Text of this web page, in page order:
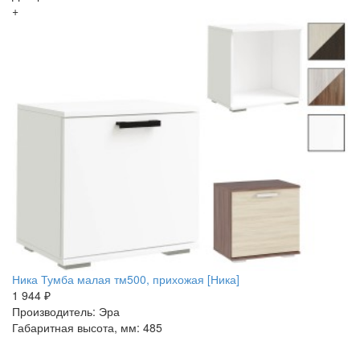
+
Ника Тумба малая тм500, прихожая [Ника]
1 944 ₽
Производитель: Эра
Габаритная высота, мм: 485